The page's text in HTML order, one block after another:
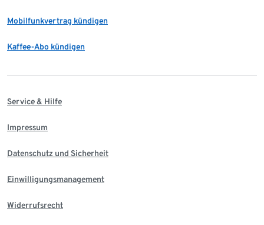
Mobilfunkvertrag kündigen
Kaffee-Abo kündigen
Service & Hilfe
Impressum
Datenschutz und Sicherheit
Einwilligungsmanagement
Widerrufsrecht